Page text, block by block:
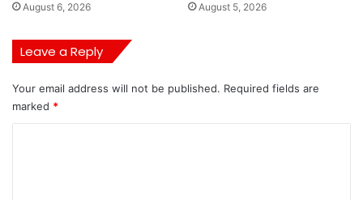
August 6, 2026 August 5, 2026
Leave a Reply
Your email address will not be published. Required fields are
marked *